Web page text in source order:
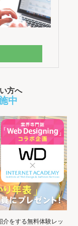
方へ
中
をする無料体験レッ